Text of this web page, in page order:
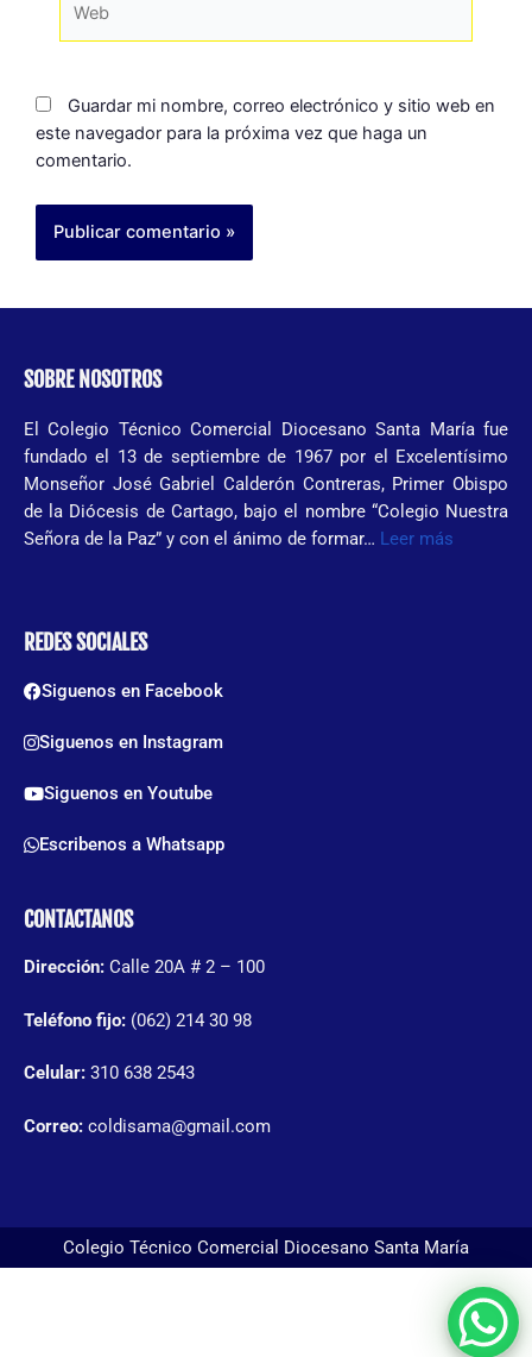
Guardar mi nombre, correo electrónico y sitio web en
este navegador para la próxima vez que haga un
comentario.
SOBRE NOSOTROS
El Colegio Técnico Comercial Diocesano Santa María fue
fundado el 13 de septiembre de 1967 por el Excelentísimo
Monseñor José Gabriel Calderón Contreras, Primer Obispo
de la Diócesis de Cartago, bajo el nombre “Colegio Nuestra
Señora de la Paz” y con el ánimo de formar… Leer más
REDES SOCIALES
Siguenos en Facebook
Siguenos en Instagram
Siguenos en Youtube
Escribenos a Whatsapp
CONTACTANOS
Dirección: Calle 20A # 2 – 100
Teléfono fijo: (062) 214 30 98
Celular: 310 638 2543
Correo: coldisama@gmail.com
Colegio Técnico Comercial Diocesano Santa María